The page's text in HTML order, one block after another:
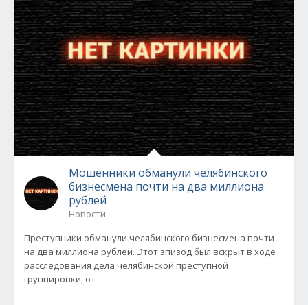
Мошенники обманули челябинского
бизнесмена почти на два миллиона
рублей
Новости
Преступники обманули челябинского бизнесмена почти
на два миллиона рублей. Этот эпизод был вскрыт в ходе
расследования дела челябинской преступной
группировки, от